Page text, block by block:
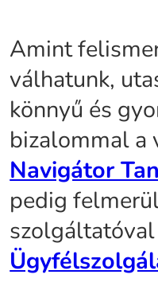
Amint
válhatunk,
könnyű és
bizalommal a
Navigátor
pedig